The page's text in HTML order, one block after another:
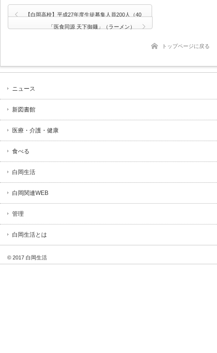
【白岡高校】平成27年度生徒募集人員200人（40
「医食同源 天下御麺」（ラーメン）
トップページに戻る
ニュース
新図書館
医療・介護・健康
食べる
白岡生活
白岡関連WEB
管理
白岡生活とは
© 2017 白岡生活